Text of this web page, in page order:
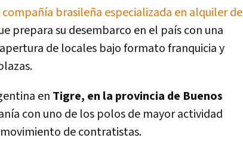
compañía brasileña especializada en alquiler de
prepara su desembarco en el país con una
de locales bajo formato franquicia y
en Tigre, en la provincia de Buenos
con uno de los polos de mayor actividad
de contratistas.